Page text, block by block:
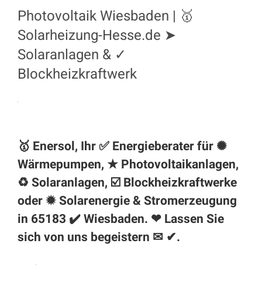
Photovoltaik Wiesbaden | 🥇
Solarheizung-Hesse.de ➤
Solaranlagen & ✓
Blockheizkraftwerk
🥇 Enersol, Ihr ✅ Energieberater für ✺
Wärmepumpen, ★ Photovoltaikanlagen,
♻ Solaranlagen, ☑️ Blockheizkraftwerke
oder ✹ Solarenergie & Stromerzeugung
in 65183 ✔️ Wiesbaden. ❤ Lassen Sie
sich von uns begeistern ✉ ✔.